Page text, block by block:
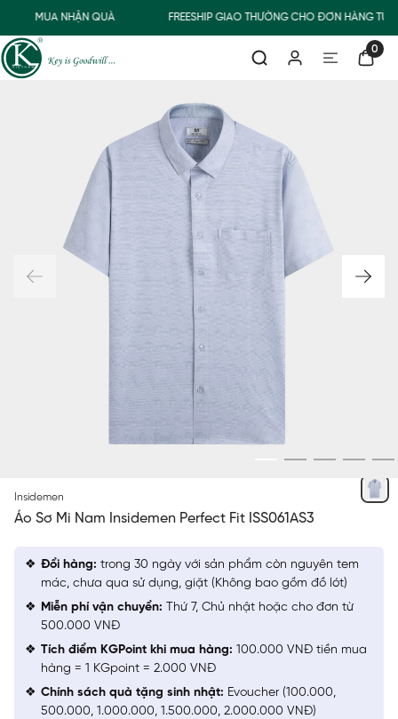
MUA NHẬN QUÀ FREESHIP GIAO THƯỜNG CHO ĐƠN HÀNG TỪ
0
Insidemen
Áo Sơ Mi Nam Insidemen Perfect Fit ISS061AS3
Đổi hàng: trong 30 ngày với sản phẩm còn nguyên tem
mác, chưa qua sử dụng, giặt (Không bao gồm đồ lót)
Miễn phí vận chuyển: Thứ 7, Chủ nhật hoặc cho đơn từ
500.000 VNĐ
Tích điểm KGPoint khi mua hàng: 100.000 VNĐ tiền mua
hàng = 1 KGpoint = 2.000 VNĐ
Chính sách quà tặng sinh nhật: Evoucher (100.000,
500.000, 1.000.000, 1.500.000, 2.000.000 VNĐ)